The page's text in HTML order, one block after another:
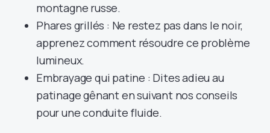
montagne russe.
Phares grillés : Ne restez pas dans le noir,
apprenez comment résoudre ce problème
lumineux.
Embrayage qui patine : Dites adieu au
patinage gênant en suivant nos conseils
pour une conduite fluide.